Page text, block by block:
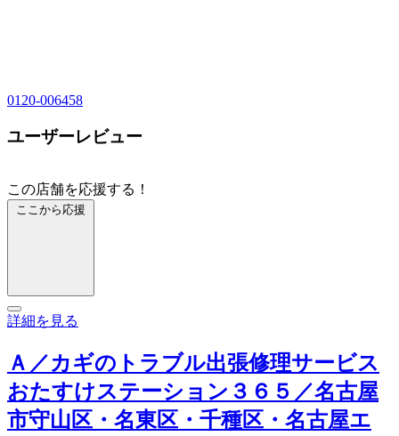
0120-006458
ユーザーレビュー
この店舗を応援する！
ここから応援
詳細を見る
Ａ／カギのトラブル出張修理サービス
おたすけステーション３６５／名古屋
市守山区・名東区・千種区・名古屋エ